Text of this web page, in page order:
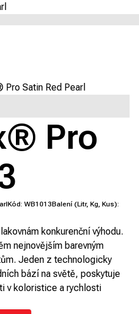
Pro Satin Red Pearl
Pro
Kód: WB1013Balení (Litr, Kg, Kus):
konkurenční výhodu.
nejnovějším barevným
Jeden z technologicky
bází na světě, poskytuje
v koloristice a rychlosti